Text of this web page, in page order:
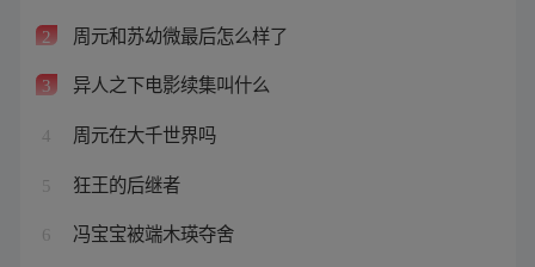
2 周元和苏幼微最后怎么样了
3 异人之下电影续集叫什么
4 周元在大千世界吗
5 狂王的后继者
6 冯宝宝被端木瑛夺舍